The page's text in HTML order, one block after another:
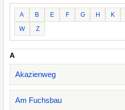
A B E F G H K
W
Z
A
Akazienweg
Am Fuchsbau